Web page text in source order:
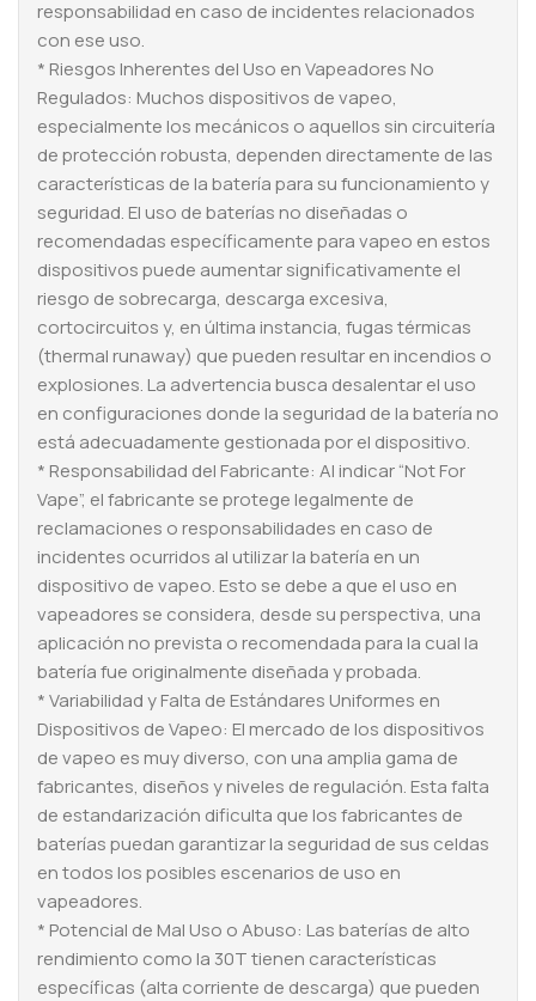
responsabilidad en caso de incidentes relacionados
con ese uso.
* Riesgos Inherentes del Uso en Vapeadores No
Regulados: Muchos dispositivos de vapeo,
especialmente los mecánicos o aquellos sin circuitería
de protección robusta, dependen directamente de las
características de la batería para su funcionamiento y
seguridad. El uso de baterías no diseñadas o
recomendadas específicamente para vapeo en estos
dispositivos puede aumentar significativamente el
riesgo de sobrecarga, descarga excesiva,
cortocircuitos y, en última instancia, fugas térmicas
(thermal runaway) que pueden resultar en incendios o
explosiones. La advertencia busca desalentar el uso
en configuraciones donde la seguridad de la batería no
está adecuadamente gestionada por el dispositivo.
* Responsabilidad del Fabricante: Al indicar “Not For
Vape”, el fabricante se protege legalmente de
reclamaciones o responsabilidades en caso de
incidentes ocurridos al utilizar la batería en un
dispositivo de vapeo. Esto se debe a que el uso en
vapeadores se considera, desde su perspectiva, una
aplicación no prevista o recomendada para la cual la
batería fue originalmente diseñada y probada.
* Variabilidad y Falta de Estándares Uniformes en
Dispositivos de Vapeo: El mercado de los dispositivos
de vapeo es muy diverso, con una amplia gama de
fabricantes, diseños y niveles de regulación. Esta falta
de estandarización dificulta que los fabricantes de
baterías puedan garantizar la seguridad de sus celdas
en todos los posibles escenarios de uso en
vapeadores.
* Potencial de Mal Uso o Abuso: Las baterías de alto
rendimiento como la 30T tienen características
específicas (alta corriente de descarga) que pueden